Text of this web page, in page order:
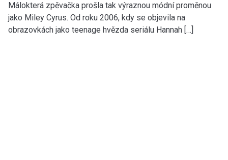
Málokterá zpěvačka prošla tak výraznou módní proměnou
jako Miley Cyrus. Od roku 2006, kdy se objevila na
obrazovkách jako teenage hvězda seriálu Hannah […]